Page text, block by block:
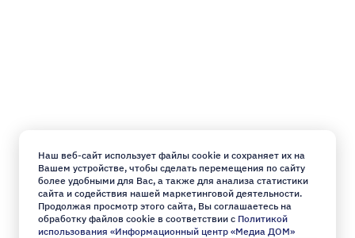
Наш веб-сайт использует файлы cookie и сохраняет их на
Вашем устройстве, чтобы сделать перемещения по сайту
более удобными для Вас, а также для анализа статистики
сайта и содействия нашей маркетинговой деятельности.
Продолжая просмотр этого сайта, Вы соглашаетесь на
обработку файлов cookie в соответствии с Политикой
использования «Информационный центр «Медиа ДОМ»